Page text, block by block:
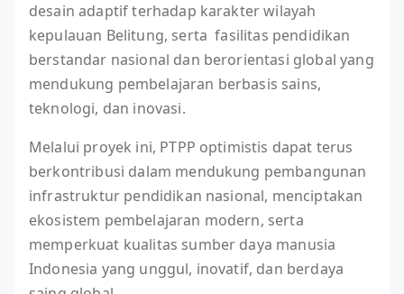
desain adaptif terhadap karakter wilayah
kepulauan Belitung, serta fasilitas pendidikan
berstandar nasional dan berorientasi global yang
mendukung pembelajaran berbasis sains,
teknologi, dan inovasi.
Melalui proyek ini, PTPP optimistis dapat terus
berkontribusi dalam mendukung pembangunan
infrastruktur pendidikan nasional, menciptakan
ekosistem pembelajaran modern, serta
memperkuat kualitas sumber daya manusia
Indonesia yang unggul, inovatif, dan berdaya